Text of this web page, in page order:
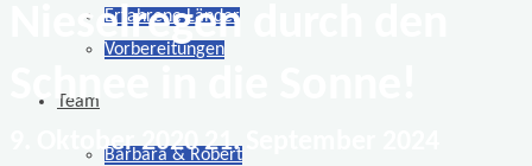
Erfahrene Länder
Vorbereitungen
Team
Barbara & Robert
Nieselregen durch den
Schnee in die Sonne!
9. Oktober 202021. September 2024